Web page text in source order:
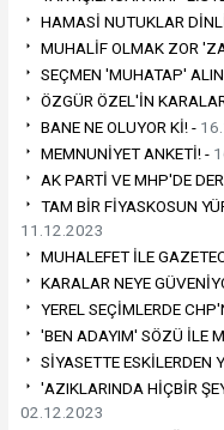
HAMASİ NUTUKLAR
MUHALİF OLMAK ZOR
SEÇMEN 'MUHATAP'
ÖZGÜR ÖZEL'İN
BANE NE OLUYOR Kİ! -
MEMNUNİYET ANKETİ! -
AK PARTİ VE MHP'DE
TAM BİR FİYASKOSUN
11.12.2023
MUHALEFET İLE
KARALAR NEYE
YEREL SEÇİMLERDE
'BEN ADAYIM' SÖZÜ İLE
SİYASETTE ESKİLERDEN
'AZIKLARINDA HİÇBİR
02.12.2023